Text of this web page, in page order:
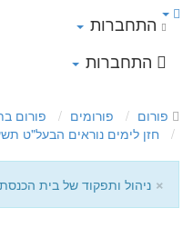
התחברות
התחברות
פורום פורומים
פורום
חזן לימים נוראים הבעל"ט
× ניהול ותפקוד של בית הכנסת